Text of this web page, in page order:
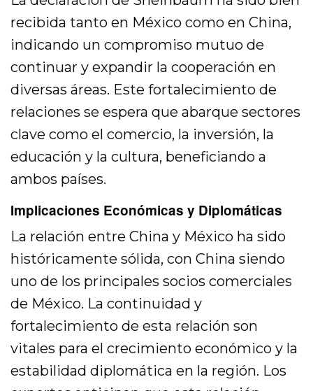
recibida tanto en México como en China,
indicando un compromiso mutuo de
continuar y expandir la cooperación en
diversas áreas. Este fortalecimiento de
relaciones se espera que abarque sectores
clave como el comercio, la inversión, la
educación y la cultura, beneficiando a
ambos países.
Implicaciones Económicas y Diplomáticas
La relación entre China y México ha sido
históricamente sólida, con China siendo
uno de los principales socios comerciales
de México. La continuidad y
fortalecimiento de esta relación son
vitales para el crecimiento económico y la
estabilidad diplomática en la región. Los